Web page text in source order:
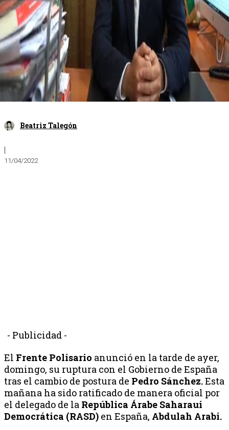
Beatriz Talegón
|
11/04/2022
- Publicidad -
El Frente Polisario anunció en la tarde de ayer,
domingo, su ruptura con el Gobierno de España
tras el cambio de postura de Pedro Sánchez.Esta
mañana ha sido ratificado de manera oficial por
el delegado de la República Árabe Saharaui
Democrática (RASD) en España, Abdulah Arabi.